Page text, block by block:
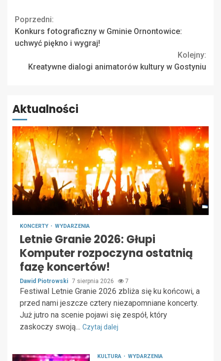
Continue
Reading
Poprzedni:
Konkurs fotograficzny w Gminie Ornontowice:
uchwyć piękno i wygraj!
Kolejny:
Kreatywne dialogi animatorów kultury w Gostyniu
Aktualności
KONCERTY WYDARZENIA
Letnie Granie 2026: Głupi
Komputer rozpoczyna ostatnią
fazę koncertów!
Dawid Piotrowski 7 sierpnia 2026 7
Festiwal Letnie Granie 2026 zbliża się ku końcowi, a
przed nami jeszcze cztery niezapomniane koncerty.
Już jutro na scenie pojawi się zespół, który
zaskoczy swoją... Czytaj dalej
KULTURA WYDARZENIA